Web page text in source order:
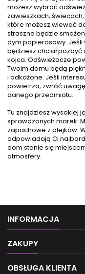
możesz wybrać
zawieszkach, świecach,
które możesz wlewać
straszne będzie
dym papierosowy.
będziesz chciał
kojca. Odświeżacze
Twoim domu będą
i odkażone. Jeśli
powietrza, zwróć
danego przedmiotu.
Tu znajdziesz wysokiej
sprawdzonych marek.
zapachowe z olejków.
odpowiadają Ci
dom stanie się
atmosfery.
INFORMACJA
ZAKUPY
OBSŁUGA KLIENTA